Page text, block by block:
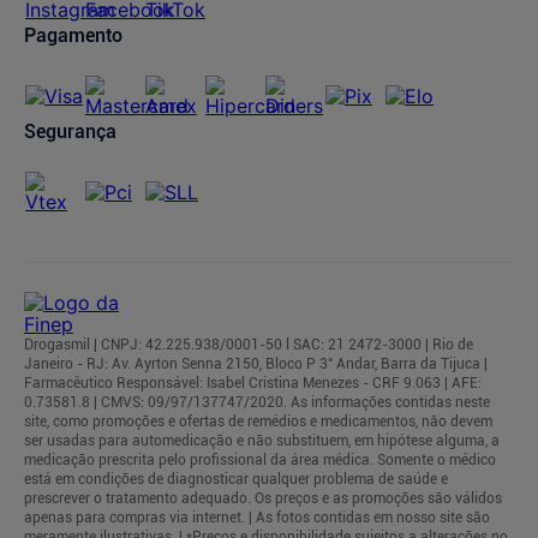
Pagamento
Segurança
Drogasmil | CNPJ: 42.225.938/0001-50 l SAC: 21 2472-3000 | Rio de
Janeiro - RJ: Av. Ayrton Senna 2150, Bloco P 3° Andar, Barra da Tijuca |
Farmacêutico Responsável: Isabel Cristina Menezes - CRF 9.063 | AFE:
0.73581.8 | CMVS: 09/97/137747/2020. As informações contidas neste
site, como promoções e ofertas de remédios e medicamentos, não devem
ser usadas para automedicação e não substituem, em hipótese alguma, a
medicação prescrita pelo profissional da área médica. Somente o médico
está em condições de diagnosticar qualquer problema de saúde e
prescrever o tratamento adequado. Os preços e as promoções são válidos
apenas para compras via internet. | As fotos contidas em nosso site são